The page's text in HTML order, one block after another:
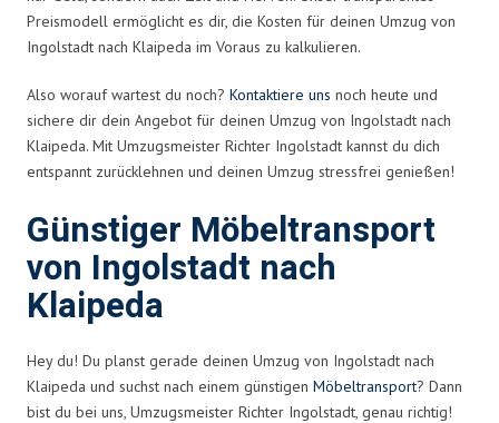
Preismodell ermöglicht es dir, die Kosten für deinen Umzug von
Ingolstadt nach Klaipeda im Voraus zu kalkulieren.
Also worauf wartest du noch? Kontaktiere uns noch heute und
sichere dir dein Angebot für deinen Umzug von Ingolstadt nach
Klaipeda. Mit Umzugsmeister Richter Ingolstadt kannst du dich
entspannt zurücklehnen und deinen Umzug stressfrei genießen!
Günstiger Möbeltransport
von Ingolstadt nach
Klaipeda
Hey du! Du planst gerade deinen Umzug von Ingolstadt nach
Klaipeda und suchst nach einem günstigen Möbeltransport? Dann
bist du bei uns, Umzugsmeister Richter Ingolstadt, genau richtig!